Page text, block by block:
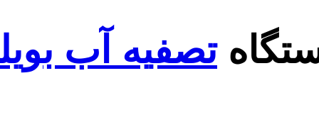
تصفیه آب